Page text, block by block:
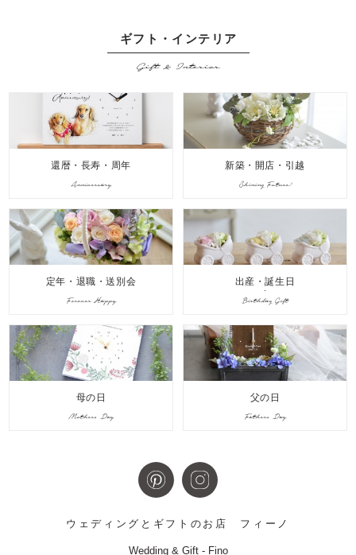
ギフト・インテリア
Gift & Interior
還暦・長寿・周年
Anniversary
新築・開店・引越
Shining Future!
定年・退職・送別会
Forever Happy
出産・誕生日
Birthday Gift
母の日
Mothers Day
父の日
Fathers Day
ウェディングとギフトのお店 フィーノ
Wedding & Gift - Fino